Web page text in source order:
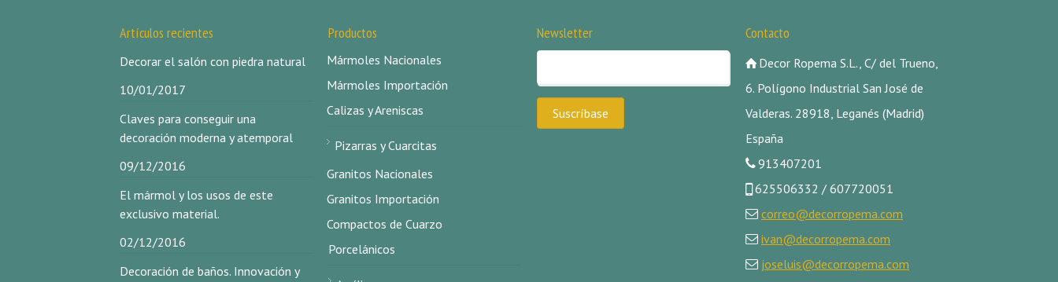
Artículos recientes
Decorar el salón con piedra natural
10/01/2017
Claves para conseguir una
decoración moderna y atemporal
09/12/2016
El mármol y los usos de este
exclusivo material.
02/12/2016
Decoración de baños. Innovación y
Productos
Mármoles Nacionales
Mármoles Importación
Calizas y Areniscas
Pizarras y Cuarcitas
Granitos Nacionales
Granitos Importación
Compactos de Cuarzo
Porcelánicos
Newsletter Contacto
Decor Ropema S.L., C/ del Trueno,
6. Polígono Industrial San José de
Valderas. 28918, Leganés (Madrid)
España
913407201
625506332 / 607720051
correo@decorropema.com
ivan@decorropema.com
joseluis@decorropema.com